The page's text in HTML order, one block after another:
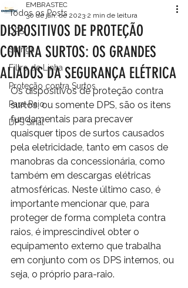
Todos os Posts
DPS
Strings
Filtro de Linha
Proteção contra Surtos
Para-Raio
DPS Sinal
DISPOSITIVOS DE PROTEÇÃO
CONTRA SURTOS: OS GRANDES
ALIADOS DA SEGURANÇA ELÉTRICA
EMBRASTEC
30 de jan. de 2023 2 min de leitura
Os dispositivos de proteção contra
surtos, ou somente DPS, são os itens
fundamentais para precaver
quaisquer tipos de surtos causados
pela eletricidade, tanto em casos de
manobras da concessionária, como
também em descargas elétricas
atmosféricas. Neste último caso, é
importante mencionar que, para
proteger de forma completa contra
raios, é imprescindível obter o
equipamento externo que trabalha
em conjunto com os DPS internos, ou
seja, o próprio para-raio.